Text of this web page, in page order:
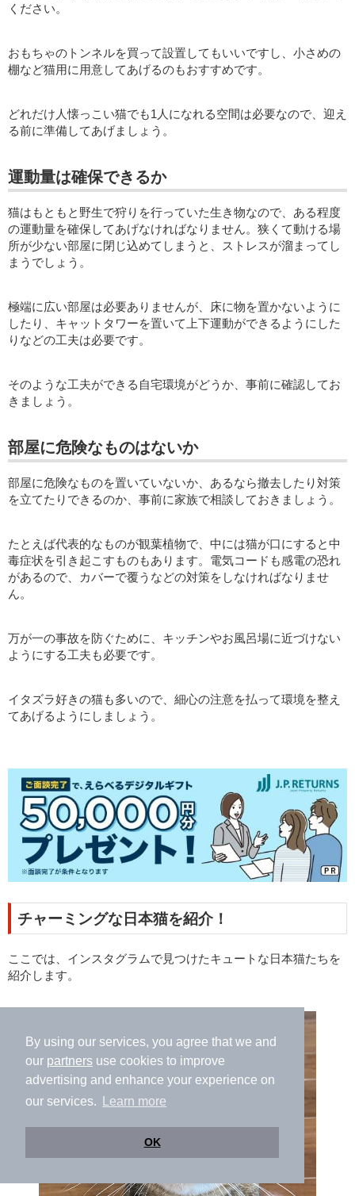
By using our services, you agree that we and
our partners use cookies to improve
advertising and enhance your experience on
our services.
Learn more
OK
ください。
おもちゃのトンネルを買って設置してもいいですし、小さめの
棚など猫用に用意してあげるのもおすすめです。
どれだけ人懐っこい猫でも1人になれる空間は必要なので、迎え
る前に準備してあげましょう。
運動量は確保できるか
猫はもともと野生で狩りを行っていた生き物なので、ある程度
の運動量を確保してあげなければなりません。狭くて動ける場
所が少ない部屋に閉じ込めてしまうと、ストレスが溜まってし
まうでしょう。
極端に広い部屋は必要ありませんが、床に物を置かないように
したり、キャットタワーを置いて上下運動ができるようにした
りなどの工夫は必要です。
そのような工夫ができる自宅環境がどうか、事前に確認してお
きましょう。
部屋に危険なものはないか
部屋に危険なものを置いていないか、あるなら撤去したり対策
を立てたりできるのか、事前に家族で相談しておきましょう。
たとえば代表的なものが観葉植物で、中には猫が口にすると中
毒症状を引き起こすものもあります。電気コードも感電の恐れ
があるので、カバーで覆うなどの対策をしなければなりませ
ん。
万が一の事故を防ぐために、キッチンやお風呂場に近づけない
ようにする工夫も必要です。
イタズラ好きの猫も多いので、細心の注意を払って環境を整え
てあげるようにしましょう。
チャーミングな日本猫を紹介！
ここでは、インスタグラムで見つけたキュートな日本猫たちを
紹介します。